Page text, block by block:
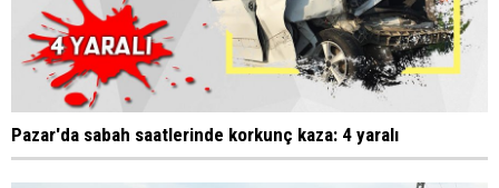
Pazar'da sabah saatlerinde korkunç kaza: 4 yaralı